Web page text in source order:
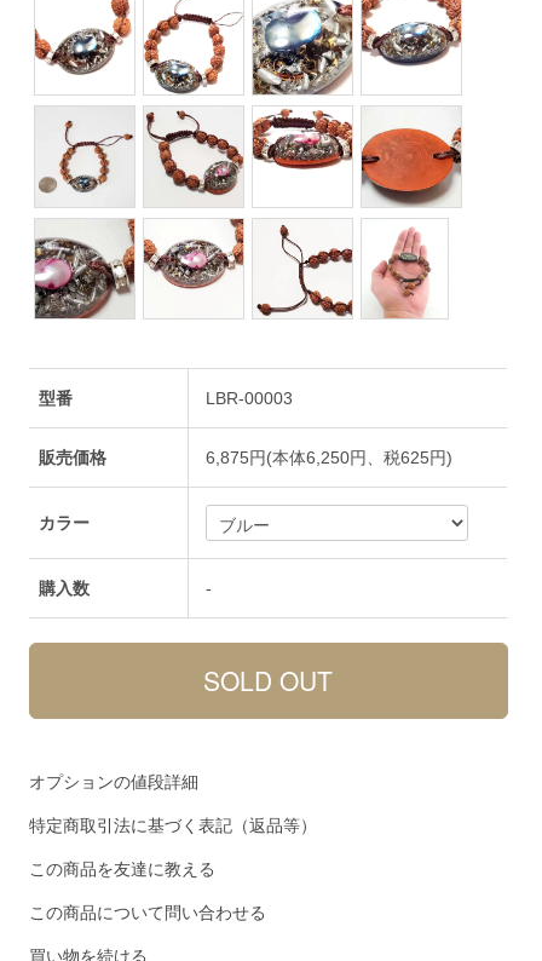
型番 LBR-00003
販売価格 6,875円(本体6,250円、税625円)
カラー
購入数 -
オプションの値段詳細
特定商取引法に基づく表記（返品等）
この商品を友達に教える
この商品について問い合わせる
買い物を続ける